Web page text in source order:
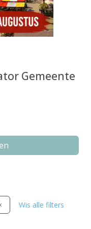
Gemeente
Wis alle filters